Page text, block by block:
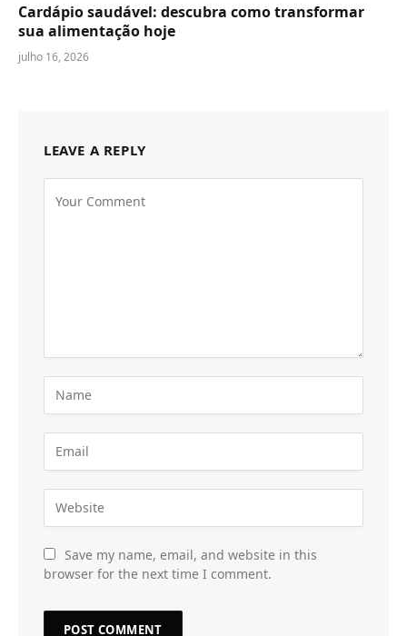
Cardápio saudável: descubra como transformar
sua alimentação hoje
julho 16, 2026
LEAVE A REPLY
Save my name, email, and website in this
browser for the next time I comment.